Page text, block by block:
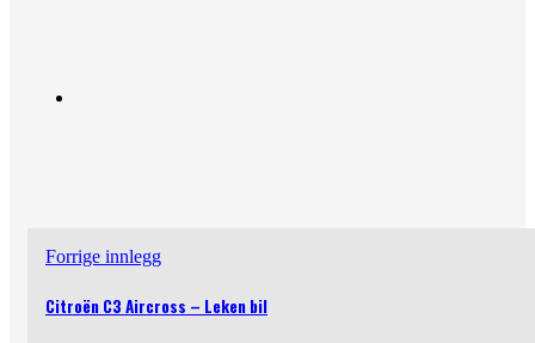
Forrige innlegg
Citroën C3 Aircross – Leken bil